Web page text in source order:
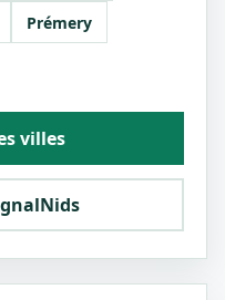
Prémery
villes